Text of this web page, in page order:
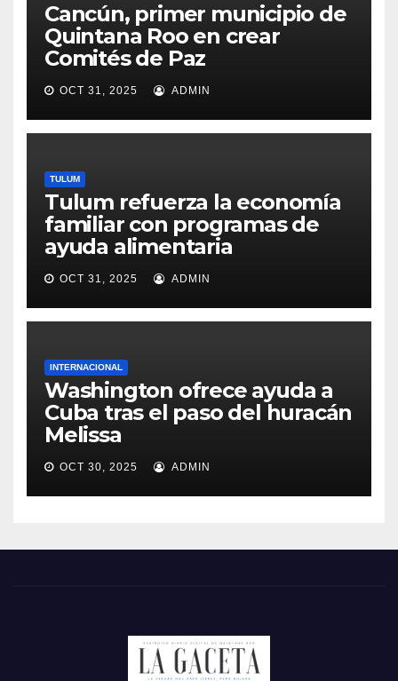
Cancún, primer municipio de
Quintana Roo en crear
Comités de Paz
OCT 31, 2025 ADMIN
TULUM
Tulum refuerza la economía
familiar con programas de
ayuda alimentaria
OCT 31, 2025 ADMIN
INTERNACIONAL
Washington ofrece ayuda a
Cuba tras el paso del huracán
Melissa
OCT 30, 2025 ADMIN